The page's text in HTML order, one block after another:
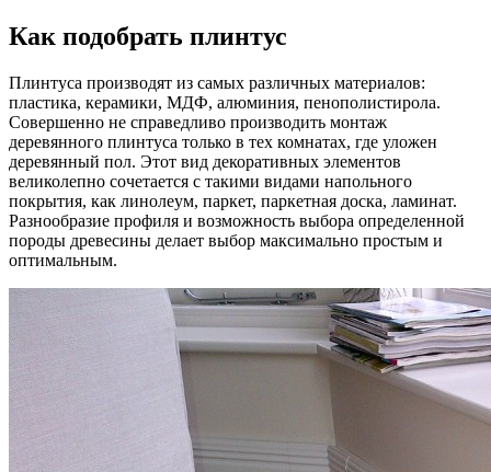
Как подобрать плинтус
Плинтуса производят из самых различных материалов:
пластика, керамики, МДФ, алюминия, пенополистирола.
Совершенно не справедливо производить монтаж
деревянного плинтуса только в тех комнатах, где уложен
деревянный пол. Этот вид декоративных элементов
великолепно сочетается с такими видами напольного
покрытия, как линолеум, паркет, паркетная доска, ламинат.
Разнообразие профиля и возможность выбора определенной
породы древесины делает выбор максимально простым и
оптимальным.